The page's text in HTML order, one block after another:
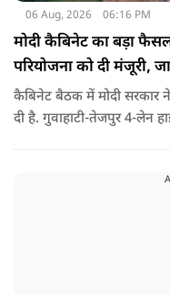
06 Aug, 2026 06:16 PM
मोदी कैबिनेट का बड़ा
परियोजना को दी मंजूरी,
कैबिनेट बैठक में मोदी सरकार
दी है. गुवाहाटी-तेजपुर 4-लेन